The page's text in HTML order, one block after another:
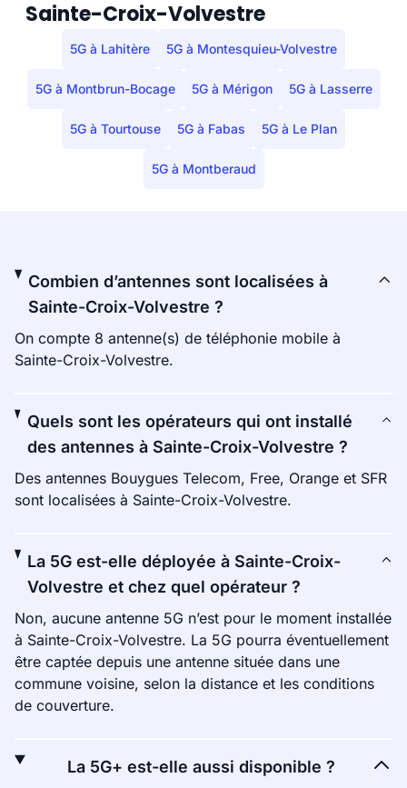
Sainte-Croix-Volvestre
5G à Lahitère 5G à Montesquieu-Volvestre
5G à Montbrun-Bocage 5G à Mérigon 5G à Lasserre
5G à Tourtouse 5G à Fabas 5G à Le Plan
5G à Montberaud
Combien d’antennes sont localisées à
Sainte-Croix-Volvestre ?
On compte 8 antenne(s) de téléphonie mobile à
Sainte-Croix-Volvestre.
Quels sont les opérateurs qui ont installé
des antennes à Sainte-Croix-Volvestre ?
Des antennes Bouygues Telecom, Free, Orange et SFR
sont localisées à Sainte-Croix-Volvestre.
La 5G est-elle déployée à Sainte-Croix-
Volvestre et chez quel opérateur ?
Non, aucune antenne 5G n’est pour le moment installée
à Sainte-Croix-Volvestre. La 5G pourra éventuellement
être captée depuis une antenne située dans une
commune voisine, selon la distance et les conditions
de couverture.
La 5G+ est-elle aussi disponible ?